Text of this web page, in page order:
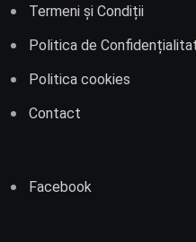
Termeni și Condiții
Politica de
Politica cookies
Contact
Facebook